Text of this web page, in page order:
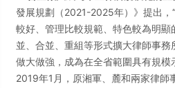
發展規劃（2021-2025年）》提出
較好、管理比較規範、特色較為明
並、合並、重組等形式擴大律師事
做大做強，成為在全省範圍具有規模
2019年1月，原湘軍、麓和兩家律師